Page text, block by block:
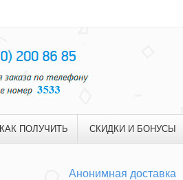
КАК ПОЛУЧИТЬ СКИДКИ И БОНУСЫ
Анонимная доставка